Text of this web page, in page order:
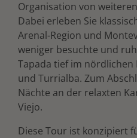
Organisation von
Dabei erleben Sie
Arenal-Region und
weniger besuchte und
Tapada tief im
und Turrialba. Zum
Nächte an der relaxten
Viejo.
Diese Tour ist konzipiert